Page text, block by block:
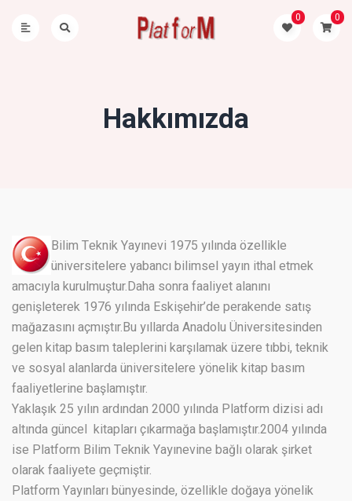
0 0
Hakkımızda
Bilim Teknik Yayınevi 1975 yılında özellikle
üniversitelere yabancı bilimsel yayın ithal etmek
amacıyla kurulmuştur.Daha sonra faaliyet alanını
genişleterek 1976 yılında Eskişehir’de perakende satış
mağazasını açmıştır.Bu yıllarda Anadolu Üniversitesinden
gelen kitap basım taleplerini karşılamak üzere tıbbi, teknik
ve sosyal alanlarda üniversitelere yönelik kitap basım
faaliyetlerine başlamıştır.
Yaklaşık 25 yılın ardından 2000 yılında Platform dizisi adı
altında güncel kitapları çıkarmağa başlamıştır.2004 yılında
ise Platform Bilim Teknik Yayınevine bağlı olarak şirket
olarak faaliyete geçmiştir.
Platform Yayınları bünyesinde, özellikle doğaya yönelik